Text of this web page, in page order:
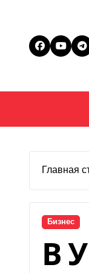
Главная
Бизнес
В